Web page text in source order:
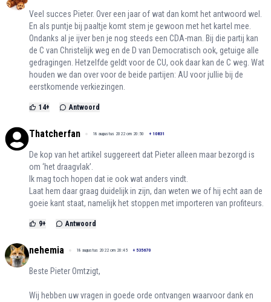
Veel succes Pieter. Over een jaar of wat dan komt het antwoord wel.
En als puntje bij paaltje komt stem je gewoon met het kartel mee.
Ondanks al je ijver ben je nog steeds een CDA-man. Bij die partij kan
de C van Christelijk weg en de D van Democratisch ook, getuige alle
gedragingen. Hetzelfde geldt voor de CU, ook daar kan de C weg. Wat
houden we dan over voor de beide partijen: AU voor jullie bij de
eerstkomende verkiezingen.
14+ Antwoord
Thatcherfan 18 augustus 2022 om 20:50 + 10831
De kop van het artikel suggereert dat Pieter alleen maar bezorgd is
om ‘het draagvlak’.
Ik mag toch hopen dat ie ook wat anders vindt.
Laat hem daar graag duidelijk in zijn, dan weten we of hij echt aan de
goeie kant staat, namelijk het stoppen met importeren van profiteurs.
9+ Antwoord
nehemia 18 augustus 2022 om 20:45 + 535670
Beste Pieter Omtzigt,
Wij hebben uw vragen in goede orde ontvangen waarvoor dank en